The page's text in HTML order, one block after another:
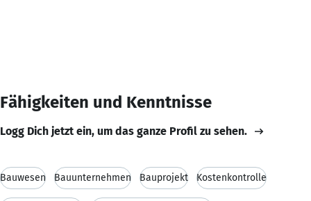
Fähigkeiten und Kenntnisse
Logg Dich jetzt ein, um das ganze Profil zu sehen.
Bauwesen Bauunternehmen Bauprojekt Kostenkontrolle